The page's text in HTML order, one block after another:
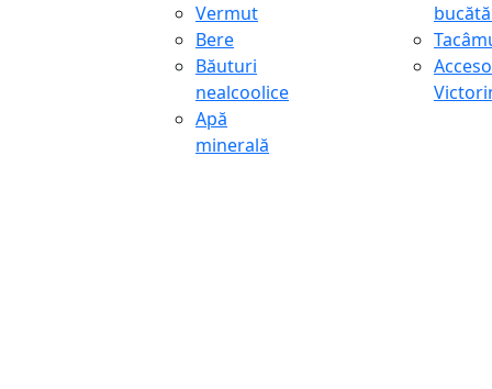
Vermut
Bere
Băuturi
nealcoolice
Apă
minerală